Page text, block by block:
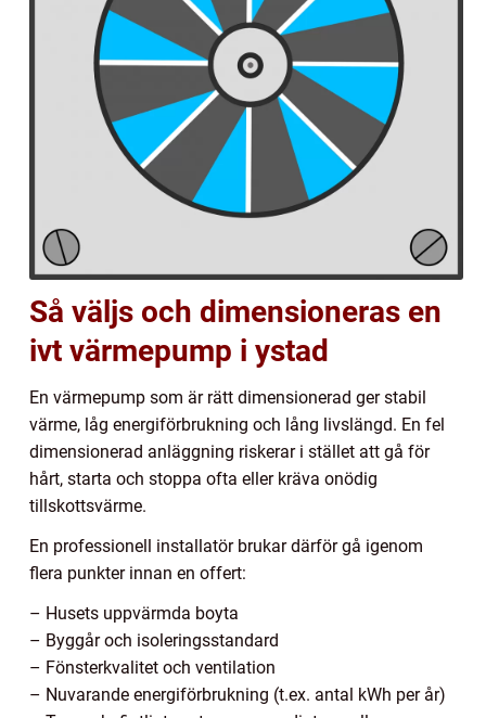
Så väljs och dimensioneras en
ivt värmepump i ystad
En värmepump som är rätt dimensionerad ger stabil
värme, låg energiförbrukning och lång livslängd. En fel
dimensionerad anläggning riskerar i stället att gå för
hårt, starta och stoppa ofta eller kräva onödig
tillskottsvärme.
En professionell installatör brukar därför gå igenom
flera punkter innan en offert:
– Husets uppvärmda boyta
– Byggår och isoleringsstandard
– Fönsterkvalitet och ventilation
– Nuvarande energiförbrukning (t.ex. antal kWh per år)